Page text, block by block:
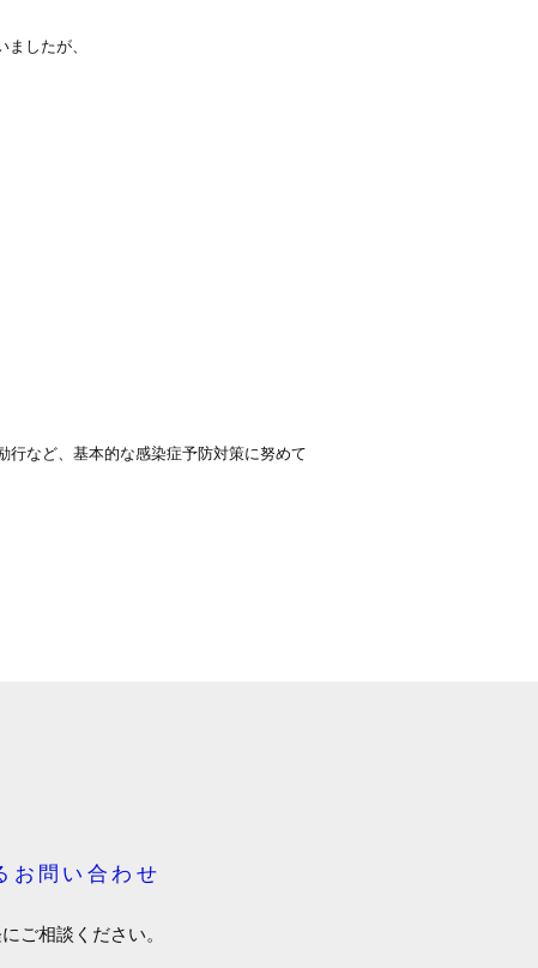
したが、
行など、基本的な感染症予防対策に努めて
お問い合わせ
ご相談ください。